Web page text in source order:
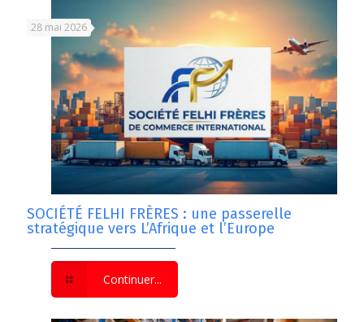
28 mai 2026
SOCIÉTÉ FELHI FRÈRES : une passerelle
stratégique vers L’Afrique et l’Europe
Continuer...